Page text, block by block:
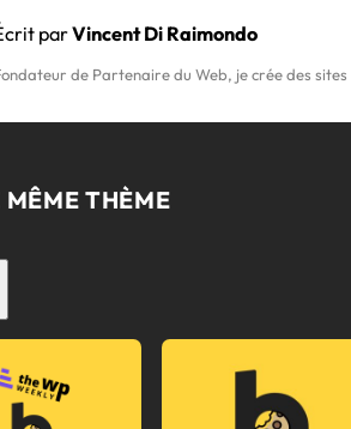
parVincent Di Raimondo
de Partenaire du Web, je crée des
MÊME THÈME